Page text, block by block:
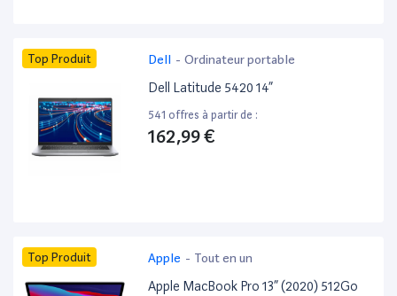
Top Produit Dell - Ordinateur portable
Dell Latitude 5420 14”
541 offres à partir de :
162,99 €
Top Produit Apple - Tout en un
Apple MacBook Pro 13” (2020) 512Go